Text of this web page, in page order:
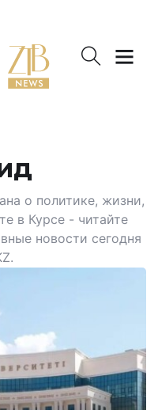
о политике, жизни,
в Курсе - читайте
новости сегодня